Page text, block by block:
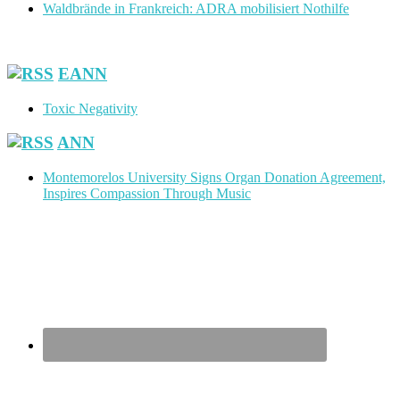
Waldbrände in Frankreich: ADRA mobilisiert Nothilfe
EANN
Toxic Negativity
ANN
Montemorelos University Signs Organ Donation Agreement,
Inspires Compassion Through Music